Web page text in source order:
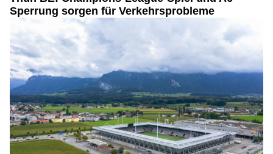
Sperrung sorgen für Verkehrsprobleme